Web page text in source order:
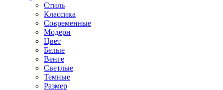
Стиль
Классика
Современные
Модерн
Цвет
Белые
Венге
Светлые
Темные
Размер